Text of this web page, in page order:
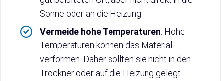
Sonne oder an die Heizung.
Vermeide hohe Temperaturen: Hohe
Temperaturen können das Material
verformen. Daher sollten sie nicht in den
Trockner oder auf die Heizung gelegt